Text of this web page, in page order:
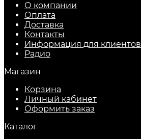
О компании
Оплата
Доставка
Контакты
Информация для клиентов
Радио
Магазин
Корзина
Личный кабинет
Оформить заказ
Каталог